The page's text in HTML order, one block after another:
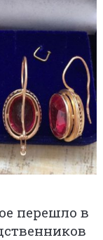
перешло в